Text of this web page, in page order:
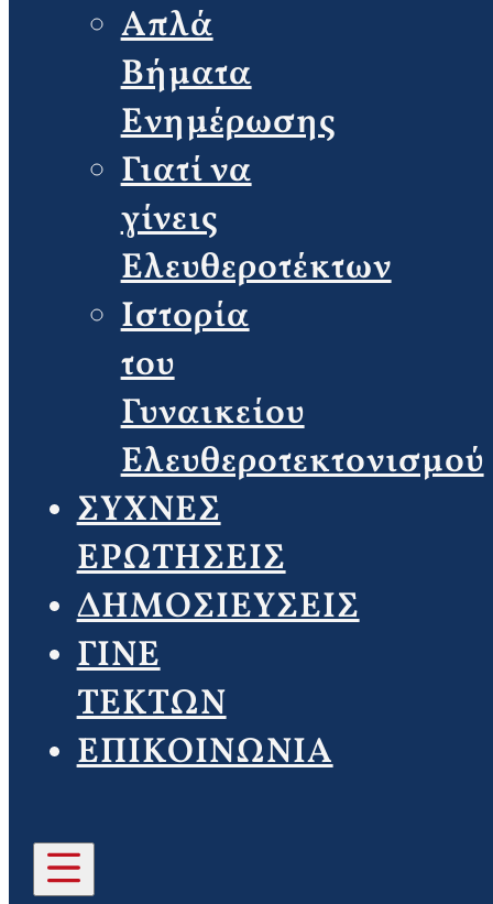
Απλά
Βήματα
Ενημέρωσης
Γιατί να
γίνεις
Ελευθεροτέκτων
Ιστορία
του
Γυναικείου
Ελευθεροτεκτονισμού
ΣΥΧΝΕΣ
ΕΡΩΤΗΣΕΙΣ
ΔΗΜΟΣΙΕΥΣΕΙΣ
ΓΙΝΕ
ΤΕΚΤΩΝ
ΕΠΙΚΟΙΝΩΝΙΑ